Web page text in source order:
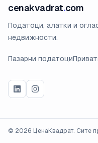
cenakvadrat.com
Податоци, алатки и
недвижности.
Пазарни податоци
© 2026 ЦенаКвадрат. Сите